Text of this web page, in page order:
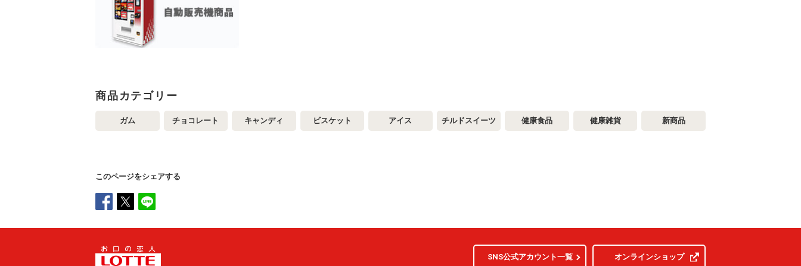
商品カテゴリー
ガム チョコレート キャンディ ビスケット アイス チルドスイーツ 健康食品 健康雑貨 新商品
このページをシェアする
SNS公式アカウント一覧 オンラインショップ